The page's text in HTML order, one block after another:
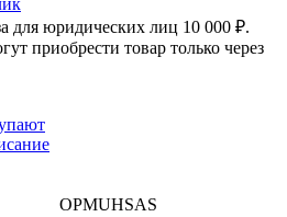
для юридических лиц 10 000 ₽.
приобрести товар только через
OPMUHSAS